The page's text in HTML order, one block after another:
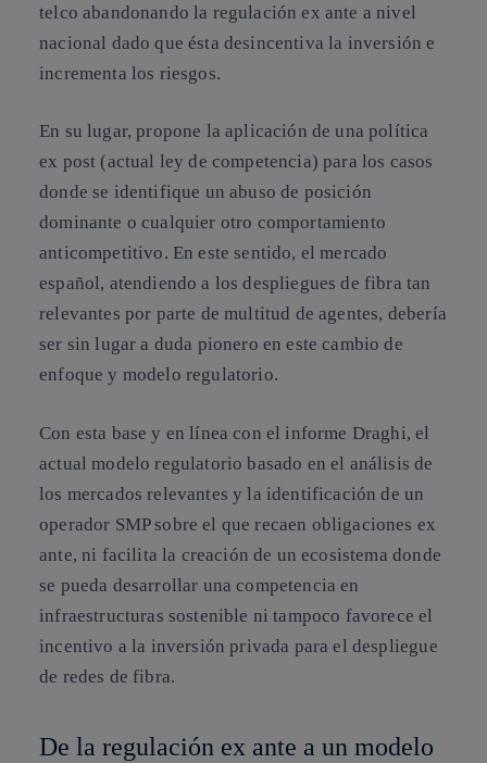
telco abandonando la regulación ex ante a nivel
nacional dado que ésta desincentiva la inversión e
incrementa los riesgos.
En su lugar, propone la aplicación de una política
ex post (actual ley de competencia) para los casos
donde se identifique un abuso de posición
dominante o cualquier otro comportamiento
anticompetitivo. En este sentido, el mercado
español, atendiendo a los despliegues de fibra tan
relevantes por parte de multitud de agentes, debería
ser sin lugar a duda pionero en este cambio de
enfoque y modelo regulatorio.
Con esta base y en línea con el informe Draghi, el
actual modelo regulatorio basado en el análisis de
los mercados relevantes y la identificación de un
operador SMP sobre el que recaen obligaciones ex
ante, ni facilita la creación de un ecosistema donde
se pueda desarrollar una competencia en
infraestructuras sostenible ni tampoco favorece el
incentivo a la inversión privada para el despliegue
de redes de fibra.
De la regulación ex ante a un modelo